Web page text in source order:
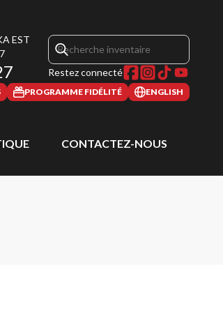
EST
Restez connecté
PROGRAMME FIDÉLITÉ ENGLISH
CONTACTEZ-NOUS